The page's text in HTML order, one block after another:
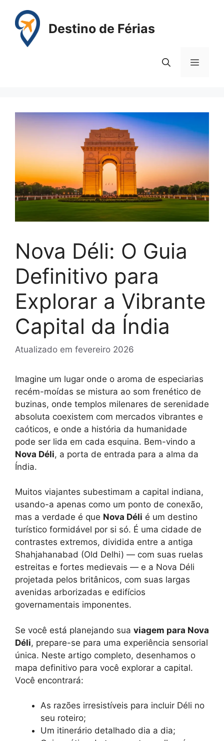
para
conteúdo
Destino de Férias
Menu
Nova Déli: O Guia
Definitivo para
Explorar a Vibrante
Capital da Índia
Atualizado em fevereiro 2026
Imagine um lugar onde o aroma de especiarias
recém-moídas se mistura ao som frenético de
buzinas, onde templos milenares de serenidade
absoluta coexistem com mercados vibrantes e
caóticos, e onde a história da humanidade
pode ser lida em cada esquina. Bem-vindo a
Nova Déli, a porta de entrada para a alma da
Índia.
Muitos viajantes subestimam a capital indiana,
usando-a apenas como um ponto de conexão,
mas a verdade é que Nova Déli é um destino
turístico formidável por si só. É uma cidade de
contrastes extremos, dividida entre a antiga
Shahjahanabad (Old Delhi) — com suas ruelas
estreitas e fortes medievais — e a Nova Déli
projetada pelos britânicos, com suas largas
avenidas arborizadas e edifícios
governamentais imponentes.
Se você está planejando sua viagem para Nova
Déli, prepare-se para uma experiência sensorial
única. Neste artigo completo, desenhamos o
mapa definitivo para você explorar a capital.
Você encontrará:
As razões irresistíveis para incluir Déli no
seu roteiro;
Um itinerário detalhado dia a dia;